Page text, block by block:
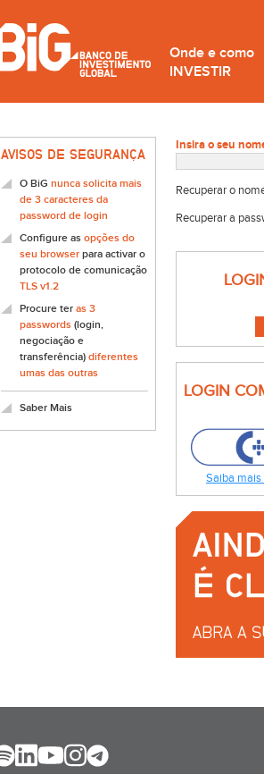
Onde e como
INVESTIR
AVISOS DE SEGURANÇA
O BiG nunca solicita mais
de 3 caracteres da
password de login
Configure as opções do
seu browser para activar o
protocolo de comunicação
TLS v1.2
Procure ter as 3
passwords (login,
negociação e
transferência) diferentes
umas das outras
Saber Mais
Insira o seu
Recuperar o
Recuperar a
LOGIN
Saiba